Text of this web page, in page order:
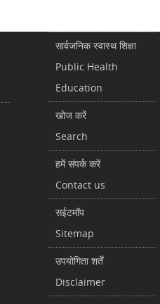
सार्वजनिक स्वास्थ शिक्षा
Public Health
Education
खोज करें
Search
हमें संपर्क करें
Contact us
सईटमॉप
Sitemap
उपयोगिता शर्तें
Disclaimer